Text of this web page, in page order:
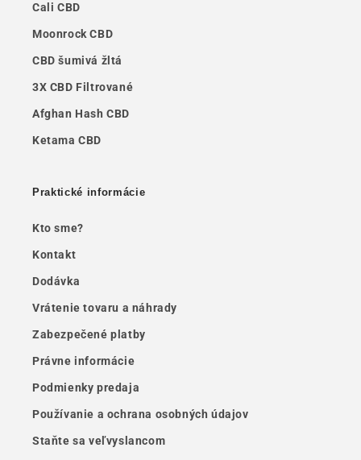
Cali CBD
Moonrock CBD
CBD šumivá žltá
3X CBD Filtrované
Afghan Hash CBD
Ketama CBD
Praktické informácie
Kto sme?
Kontakt
Dodávka
Vrátenie tovaru a náhrady
Zabezpečené platby
Právne informácie
Podmienky predaja
Používanie a ochrana osobných údajov
Staňte sa veľvyslancom